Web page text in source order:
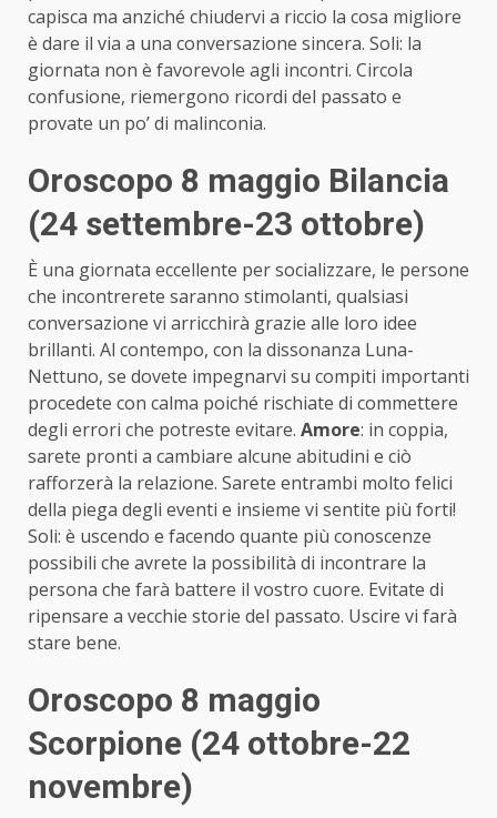
capisca ma anziché chiudervi a riccio la cosa migliore
è dare il via a una conversazione sincera. Soli: la
giornata non è favorevole agli incontri. Circola
confusione, riemergono ricordi del passato e
provate un po’ di malinconia.
Oroscopo 8 maggio Bilancia
(24 settembre-23 ottobre)
È una giornata eccellente per socializzare, le persone
che incontrerete saranno stimolanti, qualsiasi
conversazione vi arricchirà grazie alle loro idee
brillanti. Al contempo, con la dissonanza Luna-
Nettuno, se dovete impegnarvi su compiti importanti
procedete con calma poiché rischiate di commettere
degli errori che potreste evitare. Amore: in coppia,
sarete pronti a cambiare alcune abitudini e ciò
rafforzerà la relazione. Sarete entrambi molto felici
della piega degli eventi e insieme vi sentite più forti!
Soli: è uscendo e facendo quante più conoscenze
possibili che avrete la possibilità di incontrare la
persona che farà battere il vostro cuore. Evitate di
ripensare a vecchie storie del passato. Uscire vi farà
stare bene.
Oroscopo 8 maggio
Scorpione (24 ottobre-22
novembre)